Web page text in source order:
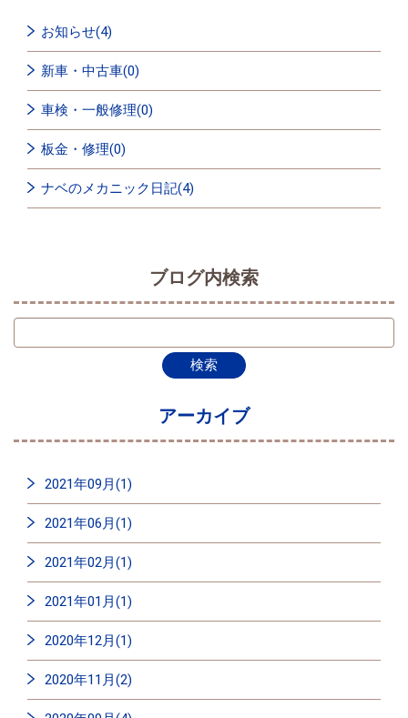
お知らせ(4)
新車・中古車(0)
車検・一般修理(0)
板金・修理(0)
ナベのメカニック日記(4)
ブログ内検索
アーカイブ
2021年09月(1)
2021年06月(1)
2021年02月(1)
2021年01月(1)
2020年12月(1)
2020年11月(2)